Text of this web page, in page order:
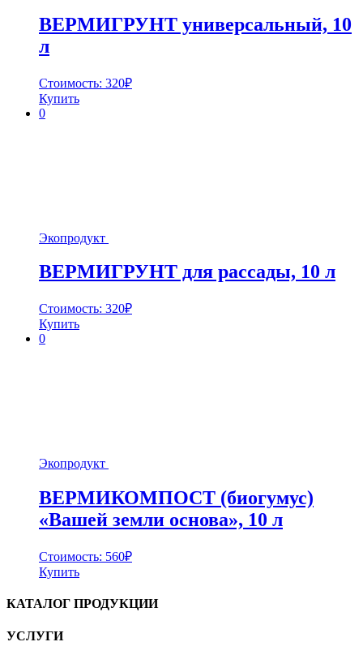
ВЕРМИГРУНТ универсальный, 10
л
Стоимость: 320₽
Купить
0
Экопродукт
ВЕРМИГРУНТ для рассады, 10 л
Стоимость: 320₽
Купить
0
Экопродукт
ВЕРМИКОМПОСТ (биогумус)
«Вашей земли основа», 10 л
Стоимость: 560₽
Купить
КАТАЛОГ ПРОДУКЦИИ
УСЛУГИ